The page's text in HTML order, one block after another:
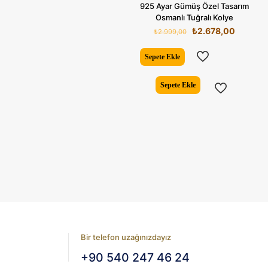
925 Ayar Gümüş Özel Tasarım
Osmanlı Tuğralı Kolye
₺2.999,00
Orijinal
₺2.999,00.
₺2.678,00Şu
Sepete Ekle
Sepete Ekle
Bir telefon uzağınızdayız
+90 540 247 46 24